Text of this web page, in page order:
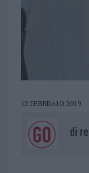
12 FEBBRAIO 2019
di